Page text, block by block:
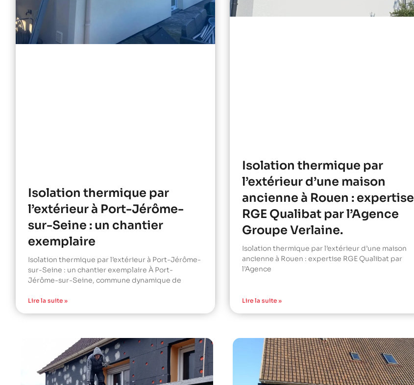
Isolation thermique par
l’extérieur à Port-Jérôme-
sur-Seine : un chantier
exemplaire
Isolation thermique par l’extérieur à Port-Jérôme-
sur-Seine : un chantier exemplaire À Port-
Jérôme-sur-Seine, commune dynamique de
Lire la suite »
Isolation thermique par
l’extérieur d’une maison
ancienne à Rouen : expertise
RGE Qualibat par l’Agence
Groupe Verlaine.
Isolation thermique par l’extérieur d’une maison
ancienne à Rouen : expertise RGE Qualibat par
l’Agence
Lire la suite »